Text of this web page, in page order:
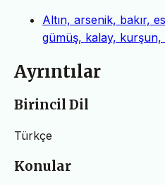
Altın, arsenik, bakır,
gümüş, kalay, kurşun,
Ayrıntılar
Birincil Dil
Türkçe
Konular